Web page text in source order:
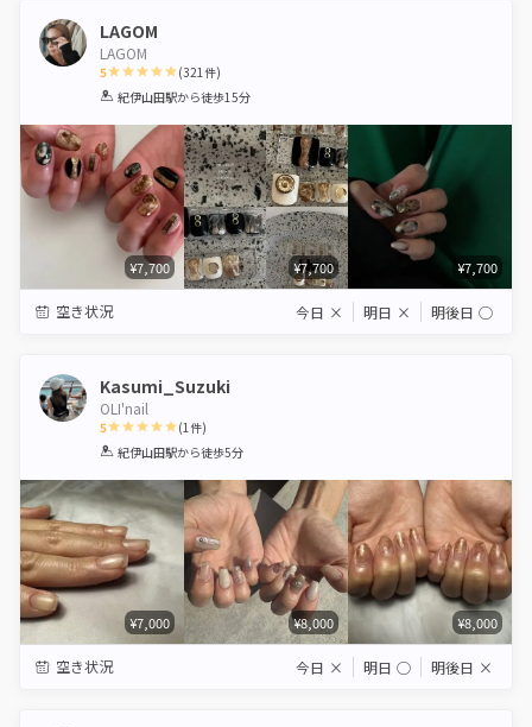
LAGOM
LAGOM
5
1 2 3 4 5
(321件)
紀伊山田駅から徒歩15分
¥7,700 ¥7,700 ¥7,700
空き状況 今日 × 明日 × 明後日 ◯
Kasumi_Suzuki
OLI'nail
5
1 2 3 4 5
(1件)
紀伊山田駅から徒歩5分
¥7,000 ¥8,000 ¥8,000
空き状況 今日 × 明日 ◯ 明後日 ×